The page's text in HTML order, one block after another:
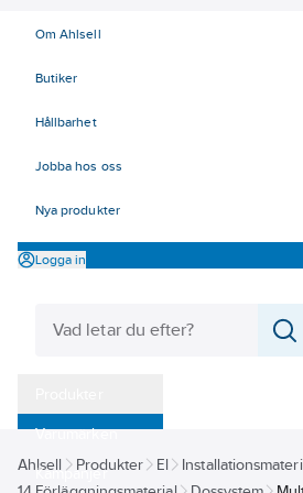
Om Ahlsell
Butiker
Hållbarhet
Jobba hos oss
Nya produkter
Logga in
Varumärken
Kampanjer
Ahlsell Produkter El